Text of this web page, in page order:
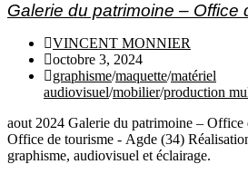
Galerie du patrimoine – Office
VINCENT MONNIER
octobre 3, 2024
graphisme/maquette/matériel
audiovisuel/mobilier/production
aout 2024 Galerie du patrimoine – Office
Office de tourisme - Agde (34)
graphisme, audiovisuel et éclairage.